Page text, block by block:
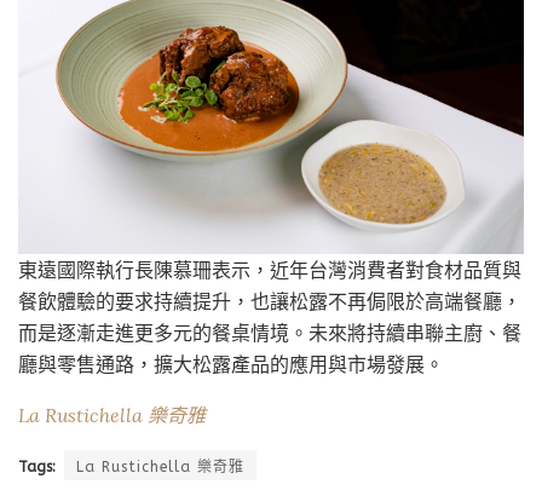
東遠國際執行長陳慕珊表示，近年台灣消費者對食材品質與
餐飲體驗的要求持續提升，也讓松露不再侷限於高端餐廳，
而是逐漸走進更多元的餐桌情境。未來將持續串聯主廚、餐
廳與零售通路，擴大松露產品的應用與市場發展。
La Rustichella 樂奇雅
Tags: La Rustichella 樂奇雅